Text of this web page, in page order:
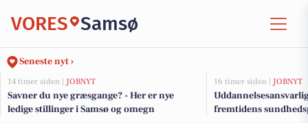
VORES Samsø
Seneste nyt ›
14 timer siden | JOBNYT
Savner du nye græsgange? - Her er nye
ledige stillinger i Samsø og omegn
16 timer siden | JOBNYT
fremtidens